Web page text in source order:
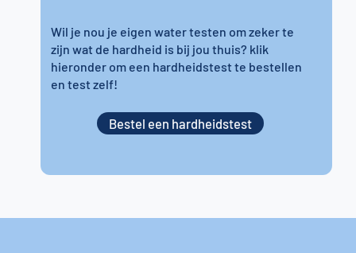
Wil je nou je eigen water testen om zeker te
zijn wat de hardheid is bij jou thuis? klik
hieronder om een hardheidstest te bestellen
en test zelf!
Bestel een hardheidstest